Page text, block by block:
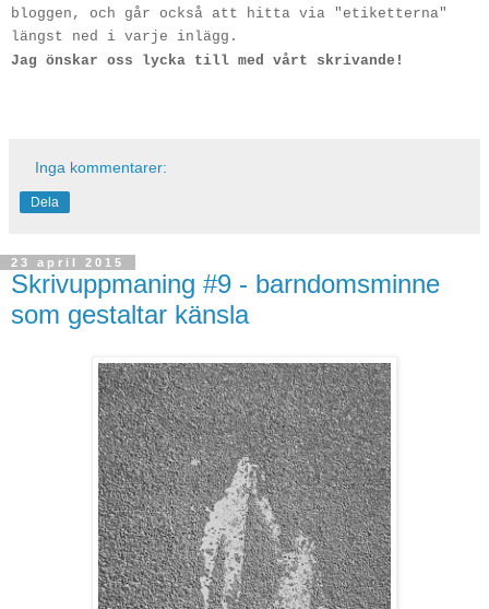
bloggen, och går också att hitta via "etiketterna"
längst ned i varje inlägg.
Jag önskar oss lycka till med vårt skrivande!
Inga kommentarer:
Dela
23 april 2015
Skrivuppmaning #9 - barndomsminne
som gestaltar känsla